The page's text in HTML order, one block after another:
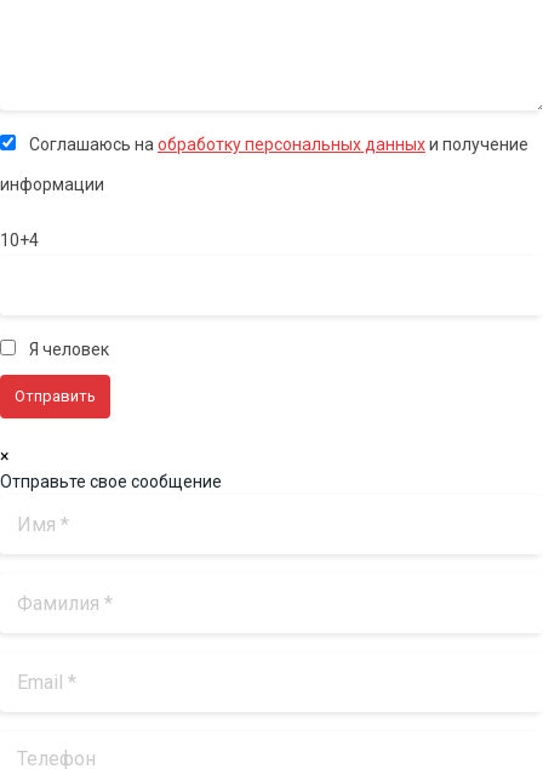
Соглашаюсь наобработку персональных данныхи получение
информации
10+4
Я человек
×
Отправьте свое сообщение